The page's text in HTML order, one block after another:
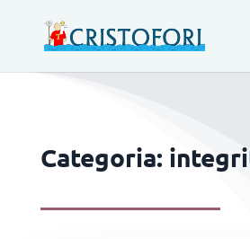
Categoria: